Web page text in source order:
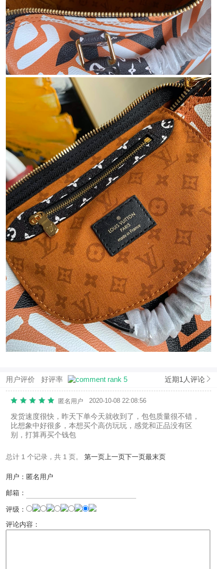
用户评价 好评率 近期1人评论
匿名用户 2020-10-08 22:08:56
发货速度很快，昨天下单今天就收到了，包包质量很不错，
比想象中好很多，本想买个高仿玩玩，感觉和正品没有区
别，打算再买个钱包
总计 1 个记录，共 1 页。 第一页 上一页下一页最末页
用户：匿名用户
邮箱：
评级：
评论内容：